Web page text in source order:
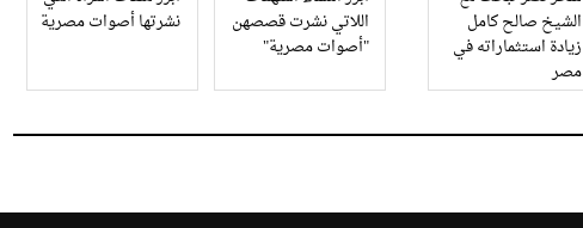
الشيخ صالح كامل
زيادة استثماراته في
مصر
اللاتي نشرت قصصهن
"أصوات مصرية"
نشرتها أصوات مصرية